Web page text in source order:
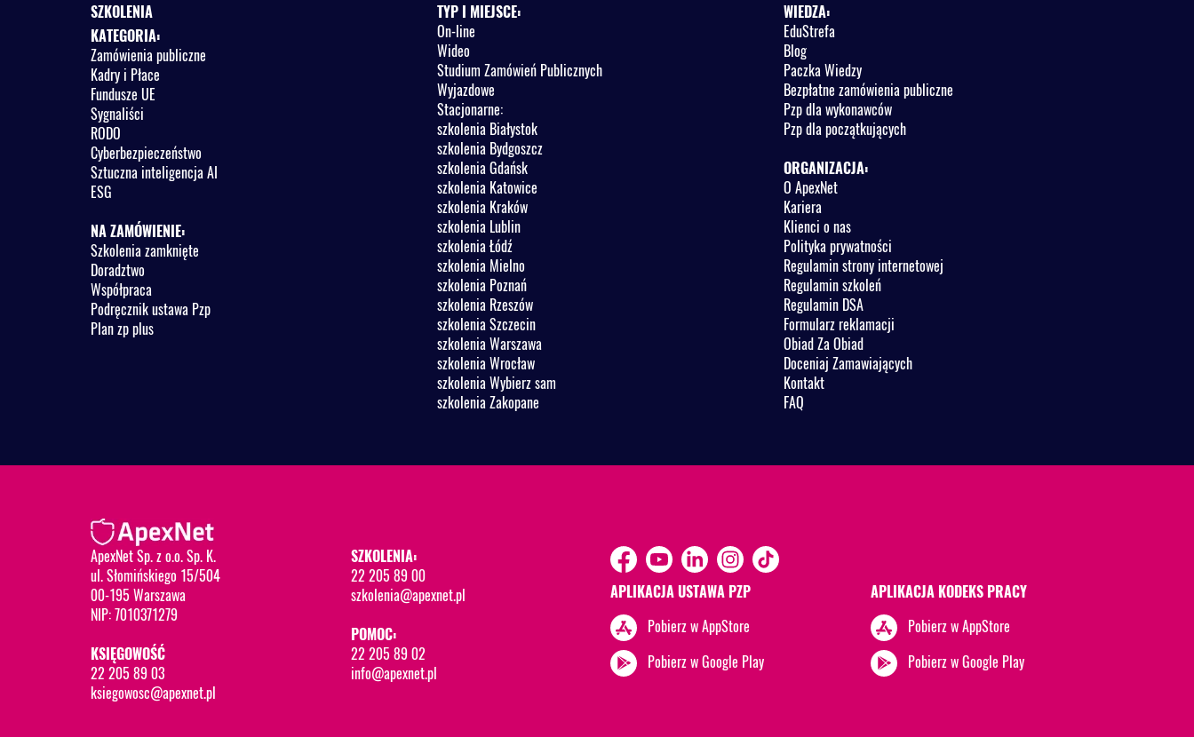
SZKOLENIA
KATEGORIA:
Zamówienia publiczne
Kadry i Płace
Fundusze UE
Sygnaliści
RODO
Cyberbezpieczeństwo
Sztuczna inteligencja AI
ESG
NA ZAMÓWIENIE:
Szkolenia zamknięte
Doradztwo
Współpraca
Podręcznik ustawa Pzp
Plan zp plus
TYP I MIEJSCE:
On-line
Wideo
Studium Zamówień Publicznych
Wyjazdowe
Stacjonarne:
szkolenia Białystok
szkolenia Bydgoszcz
szkolenia Gdańsk
szkolenia Katowice
szkolenia Kraków
szkolenia Lublin
szkolenia Łódź
szkolenia Mielno
szkolenia Poznań
szkolenia Rzeszów
szkolenia Szczecin
szkolenia Warszawa
szkolenia Wrocław
szkolenia Wybierz sam
szkolenia Zakopane
WIEDZA:
EduStrefa
Blog
Paczka Wiedzy
Bezpłatne zamówienia publiczne
Pzp dla wykonawców
Pzp dla początkujących
ORGANIZACJA:
O ApexNet
Kariera
Klienci o nas
Polityka prywatności
Regulamin strony internetowej
Regulamin szkoleń
Regulamin DSA
Formularz reklamacji
Obiad Za Obiad
Doceniaj Zamawiających
Kontakt
FAQ
ApexNet Sp. z o.o. Sp. K.
ul. Słomińskiego 15/504
00-195 Warszawa
NIP: 7010371279
KSIĘGOWOŚĆ
22 205 89 03
ksiegowosc@apexnet.pl
SZKOLENIA:
22 205 89 00
szkolenia@apexnet.pl
POMOC:
22 205 89 02
info@apexnet.pl
APLIKACJA USTAWA PZP
Pobierz w AppStore
Pobierz w Google Play
APLIKACJA KODEKS PRACY
Pobierz w AppStore
Pobierz w Google Play